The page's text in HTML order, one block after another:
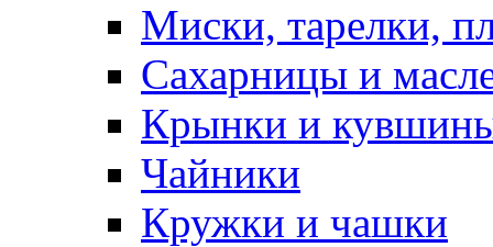
Миски, тарелки,
Сахарницы и
Крынки и
Чайники
Кружки и чашки